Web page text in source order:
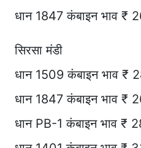
धान 1847 कंबाइन भाव ₹
सिरसा मंडी
धान 1509 कंबाइन भाव ₹
धान 1847 कंबाइन भाव ₹
धान PB-1 कंबाइन भाव ₹